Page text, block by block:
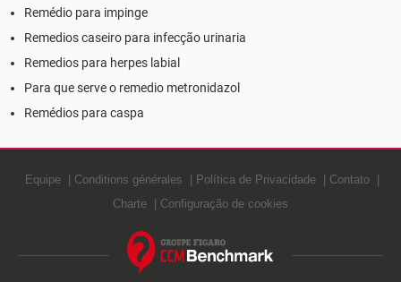
Remédio para impinge
Remedios caseiro para infecção urinaria
Remedios para herpes labial
Para que serve o remedio metronidazol
Remédios para caspa
Equipe Conditions générales Política de Privacidade
Contato
Charte
Configuração de cookies